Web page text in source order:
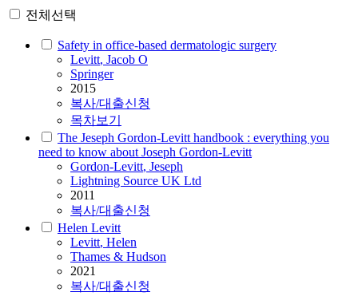
전체선택
Safety in office-based dermatologic surgery
Levitt, Jacob O
Springer
2015
복사/대출신청
목차보기
The Jeseph Gordon-Levitt handbook : everything you
need to know about Joseph Gordon-Levitt
Gordon-Levitt, Jeseph
Lightning Source UK Ltd
2011
복사/대출신청
Helen Levitt
Levitt, Helen
Thames & Hudson
2021
복사/대출신청